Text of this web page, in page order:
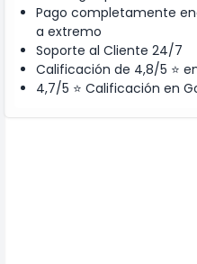
Pago completamente
a extremo
Soporte al Cliente 24/7
Calificación de 4,8/5 ⭐
4,7/5 ⭐ Calificación en